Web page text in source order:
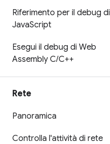
Riferimento per il debug di
JavaScript
Esegui il debug di Web
Assembly C/C++
Rete
Panoramica
Controlla l'attività di rete